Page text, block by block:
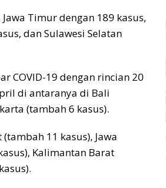
Timur dengan 189 kasus,
dan Sulawesi Selatan
COVID-19 dengan rincian 20
di antaranya di Bali
(tambah 6 kasus).
11 kasus), Jawa
Kalimantan Barat